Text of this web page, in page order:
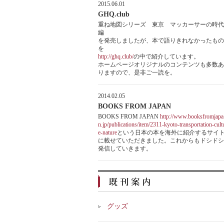
2015.06.01
GHQ.club
重ね地図シリーズ 東京 マッカーサーの時代
編
を発売しましたが、本で語りきれなかったもの
を
http://ghq.club/の中で紹介しています。
ホームページオリジナルのコンテンツも多数あ
りますので、是非ご一読を。
2014.02.05
BOOKS FROM JAPAN
BOOKS FROM JAPAN http://www.booksfromjapa
n.jp/publications/item/2311-kyoto-transportation-
e-natureという日本の本を海外に紹介するサイ
に載せていただきました。これからもドシドシ
発信していきます。
グッズ